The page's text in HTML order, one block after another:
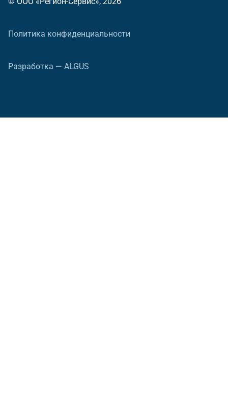
Политика конфиденциальности
Разработка — ALGUS